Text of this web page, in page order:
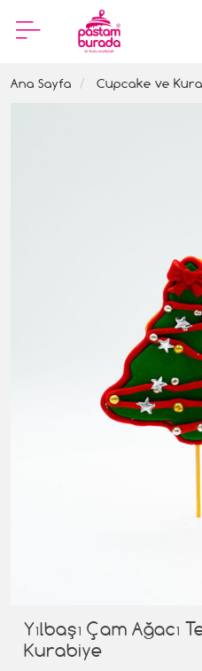
Ana Sayfa Cupcake ve
Yılbaşı Çam Ağacı
Kurabiye